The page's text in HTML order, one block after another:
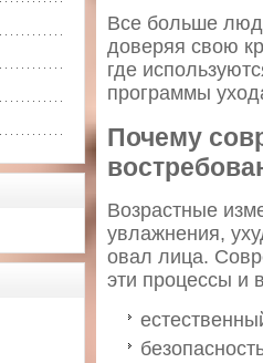
Все больше
доверяя свою
где
программы
Почему
Возрастные
увлажнения,
овал лица.
эти процессы и